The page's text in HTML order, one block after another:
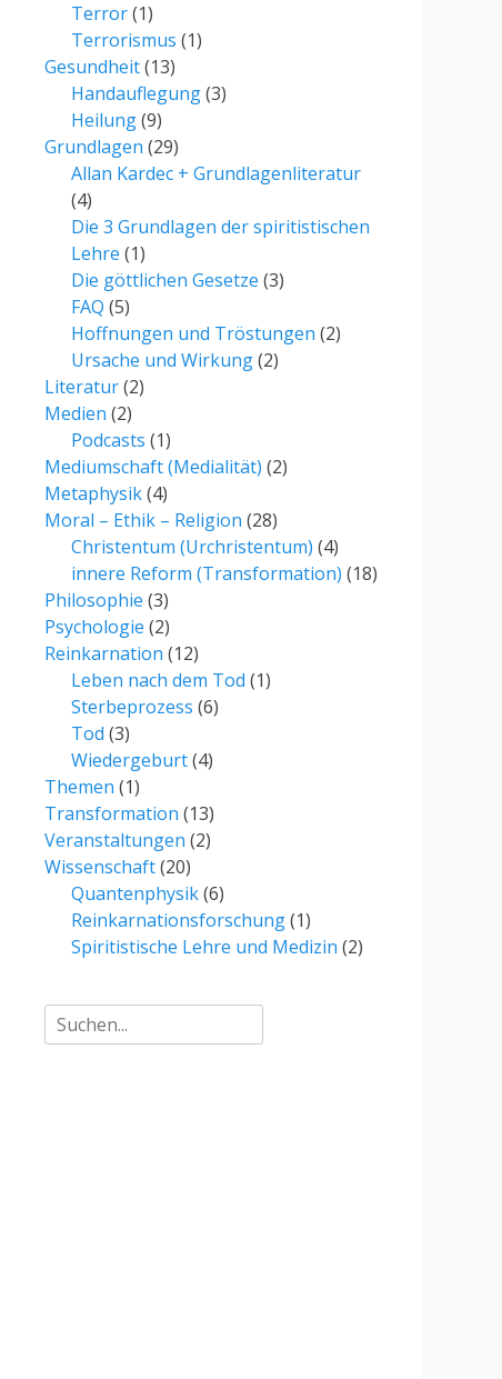
Terror(1)
Terrorismus (1)
Gesundheit(13)
Handauflegung(3)
Heilung(9)
Grundlagen (29)
Allan Kardec + Grundlagenliteratur
(4)
Die 3 Grundlagen der spiritistischen
Lehre (1)
Die göttlichen Gesetze (3)
FAQ (5)
Hoffnungen und Tröstungen (2)
Ursache und Wirkung(2)
Literatur(2)
Medien (2)
Podcasts (1)
Mediumschaft (Medialität) (2)
Metaphysik(4)
Moral – Ethik – Religion (28)
Christentum (Urchristentum) (4)
innere Reform (Transformation) (18)
Philosophie (3)
Psychologie (2)
Reinkarnation (12)
Leben nach dem Tod (1)
Sterbeprozess (6)
Tod (3)
Wiedergeburt(4)
Themen (1)
Transformation (13)
Veranstaltungen (2)
Wissenschaft(20)
Quantenphysik(6)
Reinkarnationsforschung(1)
Spiritistische Lehre und Medizin (2)
Suche
für: